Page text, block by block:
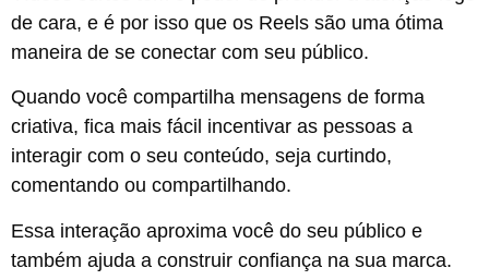
de cara, e é por isso que os Reels são uma ótima
maneira de se conectar com seu público.
Quando você compartilha mensagens de forma
criativa, fica mais fácil incentivar as pessoas a
interagir com o seu conteúdo, seja curtindo,
comentando ou compartilhando.
Essa interação aproxima você do seu público e
também ajuda a construir confiança na sua marca.